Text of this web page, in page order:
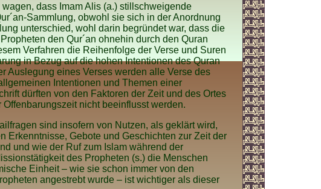
dass Imam Alis (a.) stillschweigende
Sammlung, obwohl sie sich in der Anordnung
unterschied, wohl darin begründet war, dass die
den Qur´an ohnehin durch den Quran
Verfahren die Reihenfolge der Verse und Suren
in Bezug auf die hohen Intentionen des Quran
Auslegung eines Verses werden alle Verse des
Intentionen und Themen einer
dürften von den Faktoren der Zeit und des Ortes
nicht beeinflusst werden.
sind insofern von Nutzen, als geklärt wird,
Erkenntnisse, Gebote und Geschichten zur Zeit der
und wie der Ruf zum Islam während der
des Propheten (s.) die Menschen
Einheit – wie sie schon immer von den
angestrebt wurde – ist wichtiger als dieser